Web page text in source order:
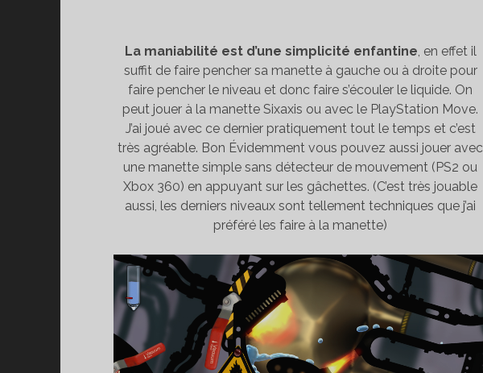
La maniabilité est d’une simplicité enfantine, en effet il
suffit de faire pencher sa manette à gauche ou à droite pour
faire pencher le niveau et donc faire s’écouler le liquide. On
peut jouer à la manette Sixaxis ou avec le PlayStation Move.
J’ai joué avec ce dernier pratiquement tout le temps et c’est
très agréable. Bon Évidemment vous pouvez aussi jouer avec
une manette simple sans détecteur de mouvement (PS2 ou
Xbox 360) en appuyant sur les gâchettes. (C’est très jouable
aussi, les derniers niveaux sont tellement techniques que j’ai
préféré les faire à la manette)